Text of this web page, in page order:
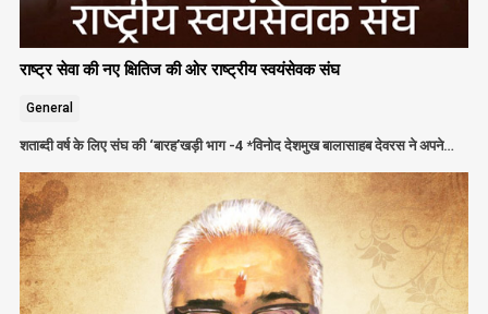
राष्ट्र सेवा की नए क्षितिज की ओर राष्ट्रीय स्वयंसेवक संघ
General
शताब्दी वर्ष के लिए संघ की ‘बारह’खड़ी भाग -4 *विनोद देशमुख बालासाहब देवरस ने अपने…